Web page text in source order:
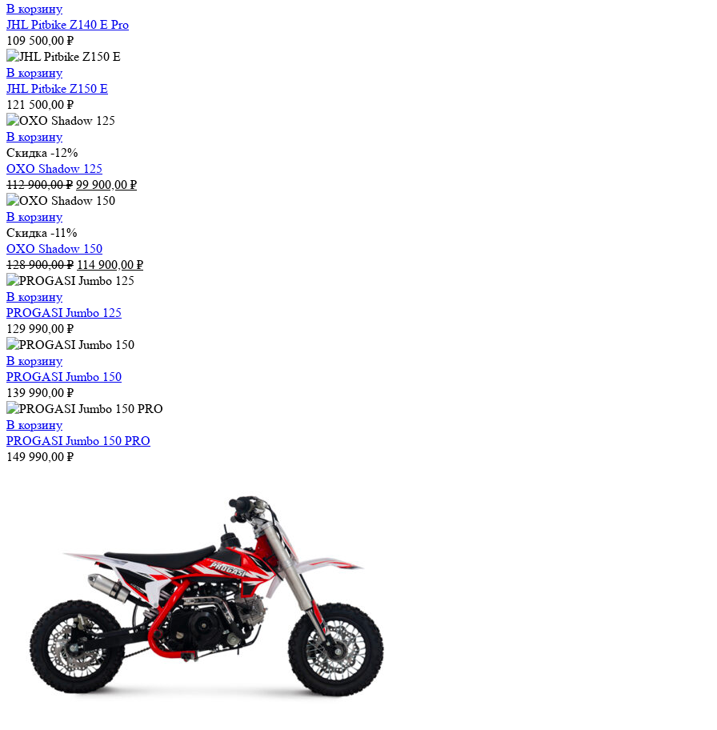
В корзину
JHL Pitbike Z140 E Pro
109 500,00 ₽
В корзину
JHL Pitbike Z150 E
121 500,00 ₽
В корзину
Скидка -12%
OXO Shadow 125
112 900,00₽ Первоначальная
цена
112
900,00 ₽.
99 900,00 ₽Текущая
В корзину
Скидка -11%
OXO Shadow 150
128 900,00₽ Первоначальная
цена
128
114 900,00 ₽Текущая
В корзину
PROGASI Jumbo 125
129 990,00 ₽
В корзину
PROGASI Jumbo 150
139 990,00 ₽
В корзину
PROGASI Jumbo 150 PRO
149 990,00 ₽